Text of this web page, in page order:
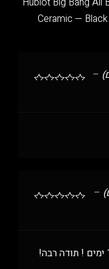
Ceramic —
–
–